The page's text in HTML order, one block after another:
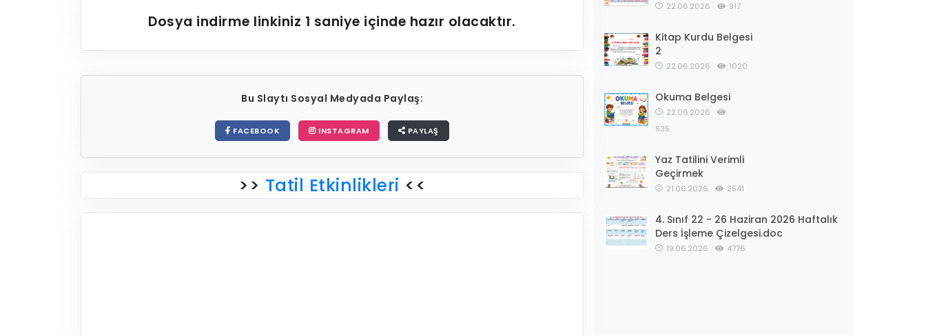
Dosya indirme linkiniz 1 saniye içinde hazır olacaktır.
Bu Slaytı Sosyal Medyada Paylaş:
FACEBOOK INSTAGRAM PAYLAŞ
>> Tatil Etkinlikleri <<
22.06.2026 917
Kitap Kurdu Belgesi
2
22.06.2026 1020
Okuma Belgesi
22.06.2026
935
Yaz Tatilini Verimli
Geçirmek
21.06.2026 2541
4. Sınıf 22 - 26 Haziran 2026 Haftalık
Ders İşleme Çizelgesi.doc
19.06.2026 4776